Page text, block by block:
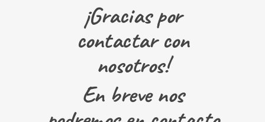
¡Gracias por
contactar con
nosotros!
En breve nos